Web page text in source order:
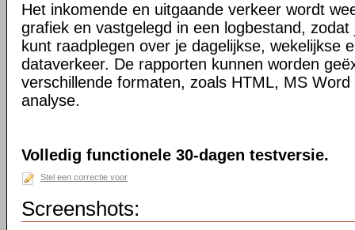
Het inkomende en uitgaande verkeer wordt
grafiek en vastgelegd in een logbestand,
kunt raadplegen over je dagelijkse, wekelijkse
dataverkeer. De rapporten kunnen worden
verschillende formaten, zoals HTML, MS
analyse.
Volledig functionele 30-dagen testversie.
Stel een correctie voor
Screenshots: